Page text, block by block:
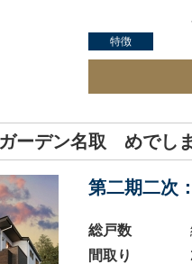
特徴
ーデン名取 めでし
第二期二次
総戸数
間取り